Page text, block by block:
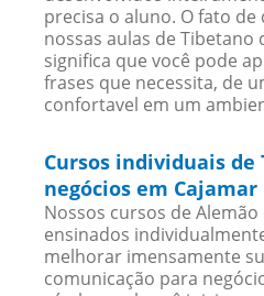
precisa o aluno. O fato
nossas aulas de
significa que você pode
frases que necessita, de
confortavel em um
Cursos individuais de
negócios em Cajamar
Nossos cursos de
ensinados
melhorar imensamente
comunicação para